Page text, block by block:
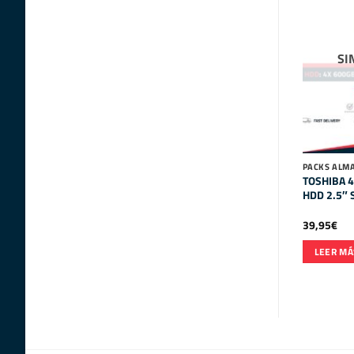
PACKS
TOSHIBA
HDD 2.5″
39,95€
LEER